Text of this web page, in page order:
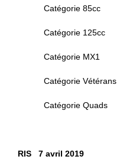
Catégorie 85cc
Catégorie 125cc
Catégorie MX1
Catégorie Vétérans
Catégorie Quads
RIS 7 avril 2019